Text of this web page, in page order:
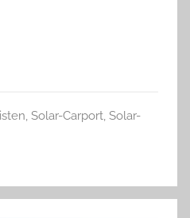
, Solar-Carport, Solar-